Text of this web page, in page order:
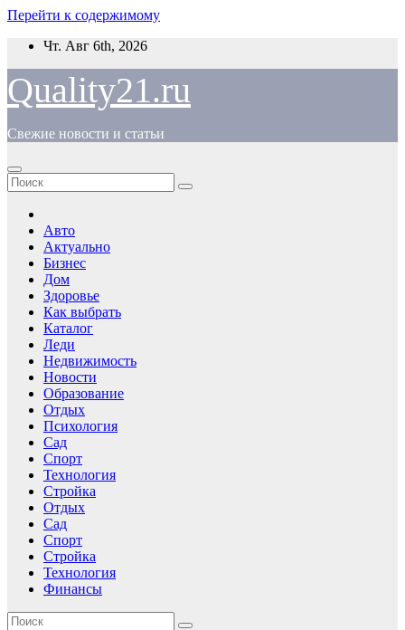
Перейти к содержимому
Чт. Авг 6th, 2026
Quality21.ru
Свежие новости и статьи
Авто
Актуально
Бизнес
Дом
Здоровье
Как выбрать
Каталог
Леди
Недвижимость
Новости
Образование
Отдых
Психология
Сад
Спорт
Технология
Стройка
Отдых
Сад
Спорт
Стройка
Технология
Финансы